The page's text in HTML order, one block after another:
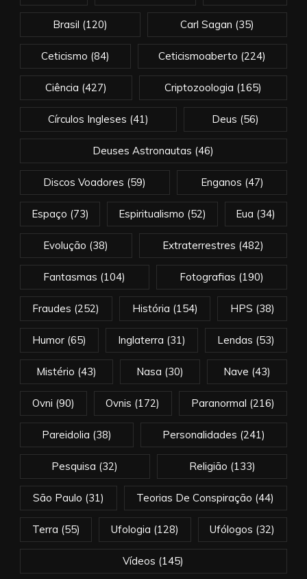
Brasil (120) Carl Sagan (35)
Ceticismo (84) Ceticismoaberto (224)
Ciência (427) Criptozoologia (165)
Círculos Ingleses (41) Deus (56)
Deuses Astronautas (46)
Discos Voadores (59) Enganos (47)
Espaço (73) Espiritualismo (52) Eua (34)
Evolução (38) Extraterrestres (482)
Fantasmas (104) Fotografias (190)
Fraudes (252) História (154) HPS (38)
Humor(65) Inglaterra (31) Lendas (53)
Mistério (43) Nasa (30) Nave (43)
Ovni (90) Ovnis (172) Paranormal (216)
Pareidolia (38) Personalidades (241)
Pesquisa (32) Religião (133)
São Paulo (31) Teorias De Conspiração (44)
Terra (55) Ufologia (128) Ufólogos (32)
Vídeos (145)